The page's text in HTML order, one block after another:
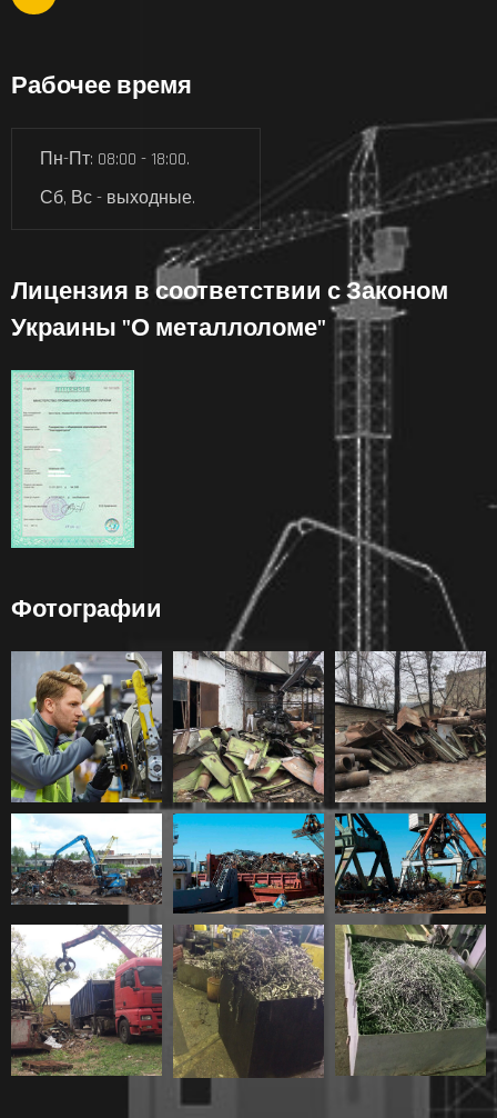
Рабочее время
Пн-Пт: 08:00 - 18:00.
Сб, Вс - выходные.
Лицензия в соответствии с Законом
Украины "О металлоломе"
Фотографии